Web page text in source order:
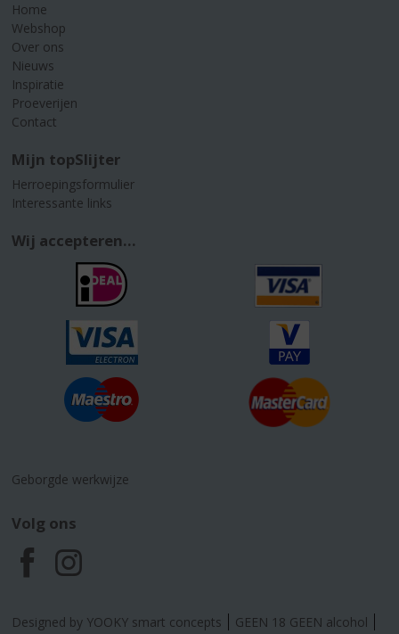
Home
Webshop
Over ons
Nieuws
Inspiratie
Proeverijen
Contact
Mijn topSlijter
Herroepingsformulier
Interessante links
Wij accepteren...
Geborgde werkwijze
Volg ons
F
a
I
n
Designed by YOOKY smart concepts GEEN 18 GEEN alcohol